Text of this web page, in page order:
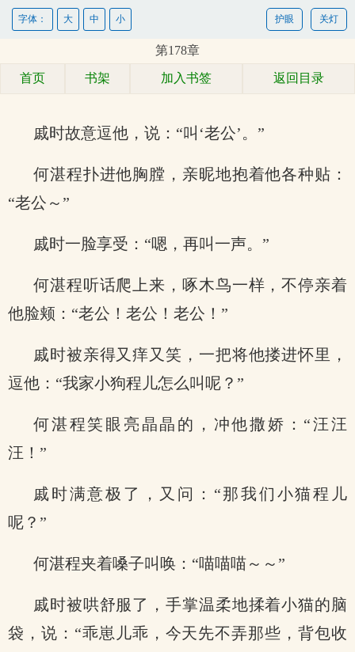
关灯
护眼
字体： 大 中 小
第178章
首页 书架 加入书签 返回目录
戚时故意逗他，说：“叫‘老公’。”
何湛程扑进他胸膛，亲昵地抱着他各种贴：
“老公～”
戚时一脸享受：“嗯，再叫一声。”
何湛程听话爬上来，啄木鸟一样，不停亲着
他脸颊：“老公！老公！老公！”
戚时被亲得又痒又笑，一把将他搂进怀里，
逗他：“我家小狗程儿怎么叫呢？”
何湛程笑眼亮晶晶的，冲他撒娇：“汪汪
汪！”
戚时满意极了，又问：“那我们小猫程儿
呢？”
何湛程夹着嗓子叫唤：“喵喵喵～～”
戚时被哄舒服了，手掌温柔地揉着小猫的脑
袋，说：“乖崽儿乖，今天先不弄那些，背包收